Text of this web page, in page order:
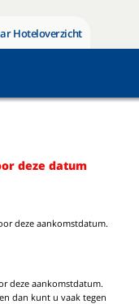
Hoteloverzicht
deze datum
deze aankomstdatum.
deze aankomstdatum.
dan kunt u vaak tegen